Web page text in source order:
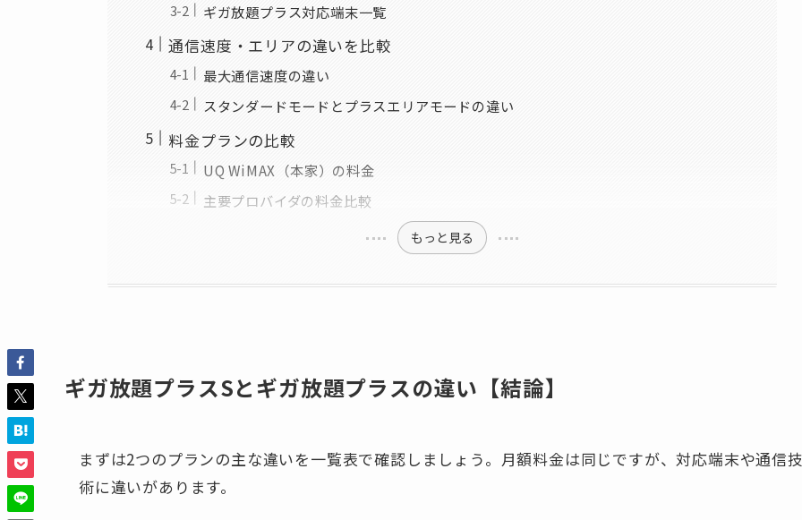
ギガ放題プラス対応端末一覧
通信速度・エリアの違いを比較
最大通信速度の違い
スタンダードモードとプラスエリアモードの違い
料金プランの比較
UQ WiMAX（本家）の料金
主要プロバイダの料金比較
もっと見る
ギガ放題プラスSとギガ放題プラスの違い【結論】
まずは2つのプランの主な違いを一覧表で確認しましょう。月額料金は同じですが、対応端末や通信
術に違いがあります。